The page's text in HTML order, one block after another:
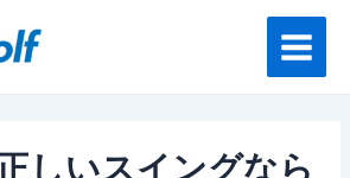
Main
Menu
しいスイングなら